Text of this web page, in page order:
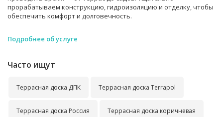
прорабатываем конструкцию, гидроизоляцию и отделку, чтобы
обеспечить комфорт и долговечность.
Подробнее об услуге
Часто ищут
Террасная доска ДПК Террасная доска Terrapol
Террасная доска Россия Террасная доска коричневая